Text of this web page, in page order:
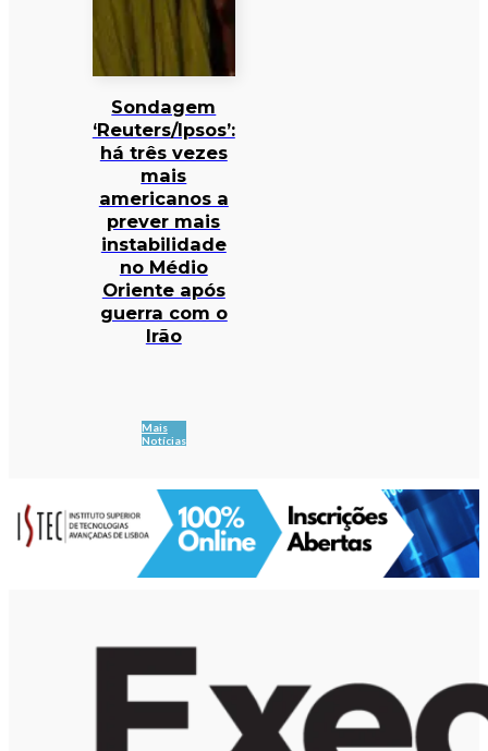
Sondagem
‘Reuters/Ipsos’:
há três vezes
mais
americanos a
prever mais
instabilidade
no Médio
Oriente após
guerra com o
Irão
Mais
Notícias